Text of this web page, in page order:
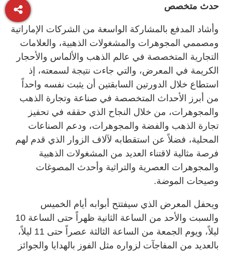
حدث متخصص
وأشاد المدفع بالمشاركة الواسعة من الشركات الإماراتية
ومصممي المجوهرات والمشغولات الذهبية، والعلامات
التجارية المتخصصة في عالم الذهب والألماس والأحجار
الكريمة في المعرض، والتي جاءت نتيجة لسمعته، إذ
استطاع خلال الدورتين السابقتين أن يثبت نفسه واحداً
من أبرز الأحداث المتخصصة في صناعة وتجارة الذهب
والمجوهرات، من خلال النجاح الذي حققه في تحفيز
تجارة الذهب والفضة والمجوهرات، ودعم الصناعات
المحلية، فضلاً عن استقطابه لآلاف الزوار الذي قدم لهم
فرصة مثالية لاقتناء العديد من المشغولات الذهبية
والمجوهرات العصرية والتراثية وأحدث المصوغات
وصيحات الموضة.
ويحفل المعرض الذي سيفتتح أبوابه أيام الخميس
والسبت والأحد من الساعة الثانية ظهراً حتى الساعة 10
ليلاً، ويوم الجمعة من الساعة الثالثة عصراً حتى 11 ليلاً،
بالعديد من المفاجآت لزواره مثل الفوز بالهدايا والجوائز